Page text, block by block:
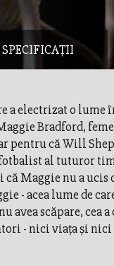
SPECIFICAȚII
a electrizat o lume
Bradford,
pentru că Will
al tuturor
Maggie nu a ucis
- acea lume de
avea scăpare, cea
- nici viaţa şi nici